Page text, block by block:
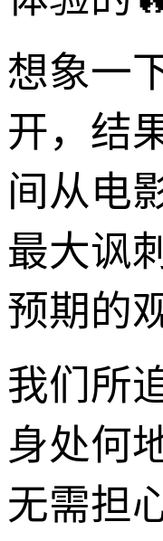
想象一
开，结
间从电
最大讽
预期的
我们所
身处何
无需担